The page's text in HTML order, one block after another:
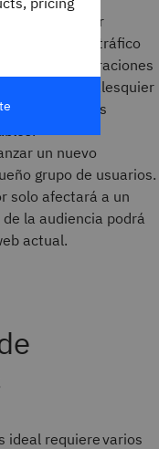
con forzar
niveles de tráfico
de las operaciones
cualesquier
a su vez les
un nuevo
grupo de usuarios.
solo afectará a un
la audiencia podrá
actual.
ideal requiere varios